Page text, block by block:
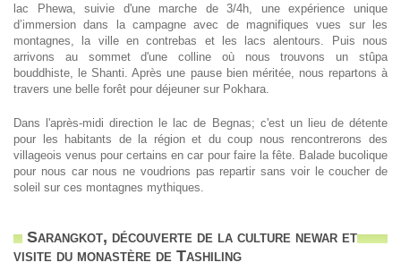
lac Phewa, suivie d'une marche de 3/4h, une expérience unique
d’immersion dans la campagne avec de magnifiques vues sur les
montagnes, la ville en contrebas et les lacs alentours. Puis nous
arrivons au sommet d'une colline où nous trouvons un stûpa
bouddhiste, le Shanti. Après une pause bien méritée, nous repartons à
travers une belle forêt pour déjeuner sur Pokhara.
Dans l'après-midi direction le lac de Begnas; c'est un lieu de détente
pour les habitants de la région et du coup nous rencontrerons des
villageois venus pour certains en car pour faire la fête. Balade bucolique
pour nous car nous ne voudrions pas repartir sans voir le coucher de
soleil sur ces montagnes mythiques.
Sarangkot, découverte de la culture newar et
visite du monastère de Tashiling